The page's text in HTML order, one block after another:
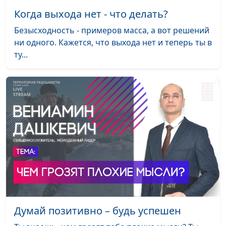
Отношения "человек-
Бог": любовь и
взаимность
Павел Жуков,
священнослужитель
Павел Жуков,
священнослужитель
Утрата близкого
человека: как
справиться с тоской
Валерий Малышев,
Павел Жуков,
священнослужитель
Виртуальное и
реальное общение:
что выбрать и как
избежать проблем
Валерий Малышев,
Павел Жуков,
священнослужитель
#474
Мода в жизни
Валерий Малышев,
Когда выхода нет - что делать?
Безысходность - примеров масса, а вот решений
ни одного. Кажется, что выхода нет и теперь ты в
ту...
Думай позитивно – будь успешен